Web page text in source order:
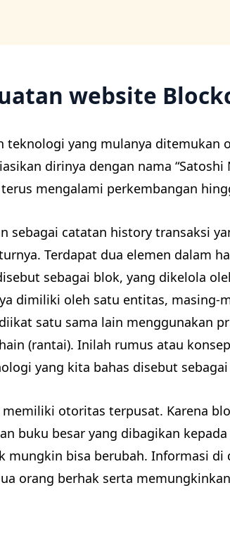
website
teknologi yang mulanya ditemukan
dirinya dengan nama “Satoshi
mengalami perkembangan
sebagai catatan history transaksi
Terdapat dua elemen dalam
sebagai blok, yang dikelola
dimiliki oleh satu entitas, masing-
satu sama lain menggunakan
(rantai). Inilah rumus atau
yang kita bahas disebut sebagai
otoritas terpusat. Karena
buku besar yang dibagikan
bisa berubah. Informasi di
orang berhak serta